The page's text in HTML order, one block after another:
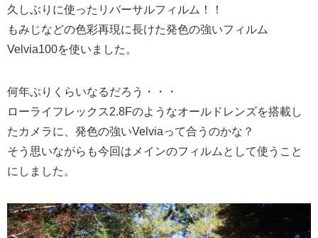
久しぶりに使ったリバーサルフィルム！！
もみじなどの色彩再現に長けた発色の強いフィルム
Velvia100を使いました。
何年ぶりくらいなるだろう・・・
ローライフレックス2.8Fのようなオールドレンズを搭載し
たカメラに、発色の強いVelviaって合うのかな？
そう思いながらも今回はメインのフィルムとして使うこと
にしました。